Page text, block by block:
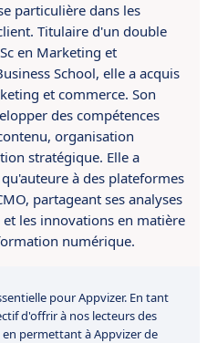
particulière dans les
Titulaire d'un double
en Marketing et
School, elle a acquis
et commerce. Son
des compétences
organisation
stratégique. Elle a
à des plateformes
partageant ses analyses
les innovations en matière
numérique.
pour Appvizer. En tant
d'offrir à nos lecteurs des
permettant à Appvizer de